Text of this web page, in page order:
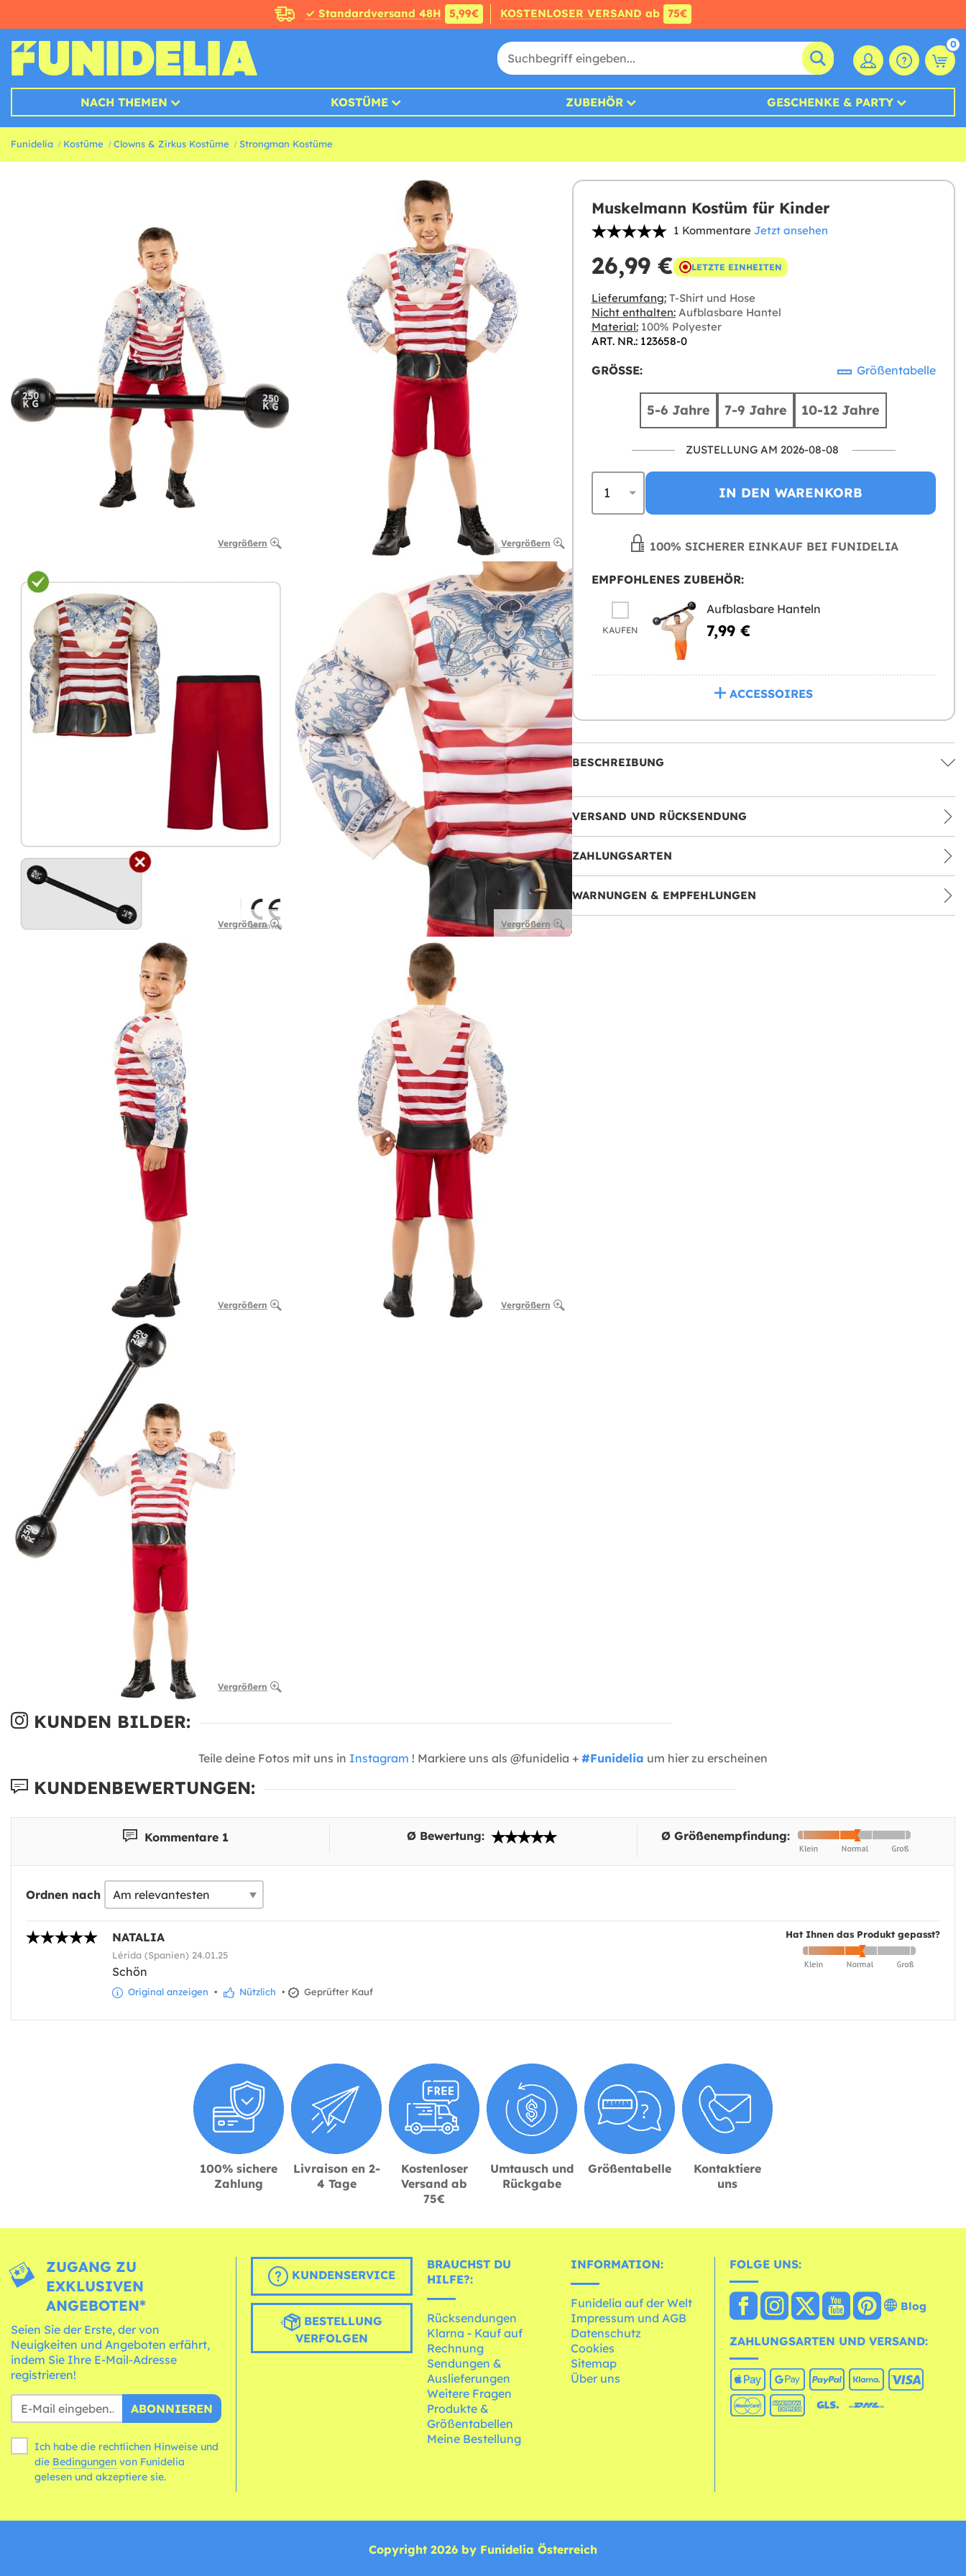
✓ Standardversand 48H 5,99€ KOSTENLOSER VERSAND ab 75€
0
NACH THEMEN KOSTÜME ZUBEHÖR GESCHENKE & PARTY
Funidelia Kostüme Clowns & Zirkus Kostüme Strongman Kostüme
Vergrößern Vergrößern
Vergrößern Vergrößern
Vergrößern Vergrößern
Vergrößern
Muskelmann Kostüm für Kinder
1 Kommentare Jetzt ansehen
26,99 € LETZTE EINHEITEN
Lieferumfang:T-Shirt und Hose
Nicht enthalten:Aufblasbare Hantel
Material:100% Polyester
ART. NR.: 123658-0
GRÖSSE: Größentabelle
5-6 Jahre 7-9 Jahre 10-12 Jahre
ZUSTELLUNG AM 2026-08-08
IN DEN WARENKORB
100% SICHERER EINKAUF BEI FUNIDELIA
EMPFOHLENES ZUBEHÖR:
KAUFEN
Aufblasbare Hanteln
7,99 €
ACCESSOIRES
BESCHREIBUNG
VERSAND UND RÜCKSENDUNG
ZAHLUNGSARTEN
WARNUNGEN & EMPFEHLUNGEN
KUNDEN BILDER:
Teile deine Fotos mit uns in Instagram ! Markiere uns als @funidelia + #Funidelia um hier zu erscheinen
KUNDENBEWERTUNGEN:
Kommentare 1 Ø Bewertung: Ø Größenempfindung:
Ordnen nach
Hat Ihnen das Produkt gepasst?
NATALIA
Lérida (Spanien) 24.01.25
Schön
Original anzeigen • Nützlich • Geprüfter Kauf
100% sichere
Zahlung
Livraison en 2-
4 Tage
Kostenloser
Versand ab
75€
Umtausch und
Rückgabe
Größentabelle
Kontaktiere
uns
ZUGANG ZU
EXKLUSIVEN
ANGEBOTEN*
Seien Sie der Erste, der von
Neuigkeiten und Angeboten erfährt,
indem Sie Ihre E-Mail-Adresse
registrieren!
ABONNIEREN
Ich habe die rechtlichen Hinweise und
die Bedingungen
gelesen und akzeptiere sie.
KUNDENSERVICE
BESTELLUNG
VERFOLGEN
BRAUCHST DU
HILFE?:
Rücksendungen
Klarna - Kauf auf
Rechnung
Sendungen &
Auslieferungen
Weitere Fragen
Produkte &
Größentabellen
Meine Bestellung
INFORMATION:
Funidelia auf der Welt
Impressum und AGB
Datenschutz
Cookies
Sitemap
Über uns
FOLGE UNS:
Blog
ZAHLUNGSARTEN UND VERSAND:
Copyright 2026 by Funidelia Österreich